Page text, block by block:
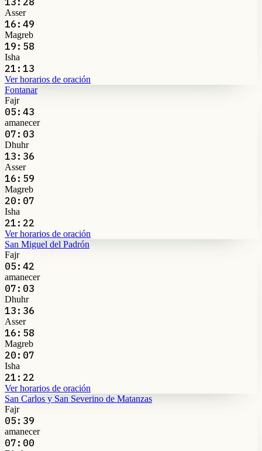
Asser
16:49
Magreb
19:58
Isha
21:13
Ver horarios de oración
Fontanar
Fajr
05:43
amanecer
07:03
Dhuhr
13:36
Asser
16:59
Magreb
20:07
Isha
21:22
Ver horarios de oración
San Miguel del Padrón
Fajr
05:42
amanecer
07:03
Dhuhr
13:36
Asser
16:58
Magreb
20:07
Isha
21:22
Ver horarios de oración
San Carlos y San Severino de Matanzas
Fajr
05:39
amanecer
07:00